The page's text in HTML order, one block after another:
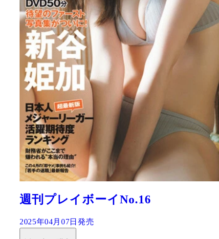
週刊プレイボーイNo.16
2025年04月07日発売